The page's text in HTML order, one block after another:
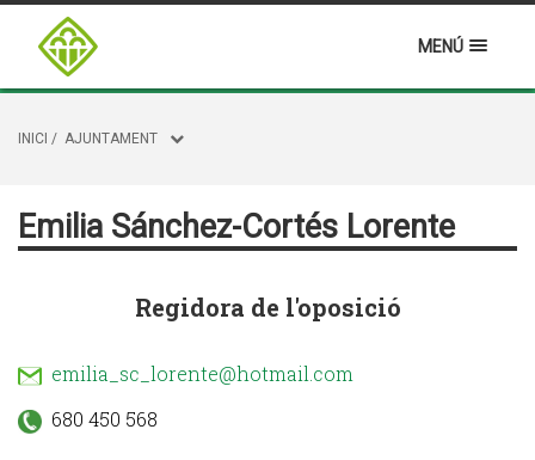
MENÚ
INICI / AJUNTAMENT
Emilia Sánchez-Cortés Lorente
Regidora de l'oposició
emilia_sc_lorente@hotmail.com
680 450 568